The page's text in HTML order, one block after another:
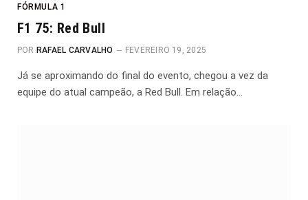
FÓRMULA 1
F1 75: Red Bull
POR RAFAEL CARVALHO FEVEREIRO 19, 2025
Já se aproximando do final do evento, chegou a vez da
equipe do atual campeão, a Red Bull. Em relação…